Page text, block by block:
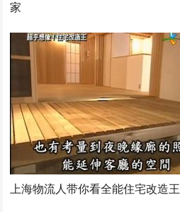
家
上海物流人带你看全能住宅改造王